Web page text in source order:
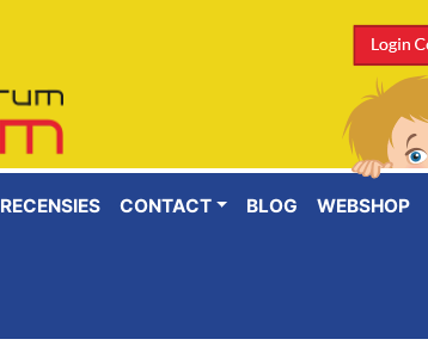
RECENSIES CONTACT BLOG WEBSHOP